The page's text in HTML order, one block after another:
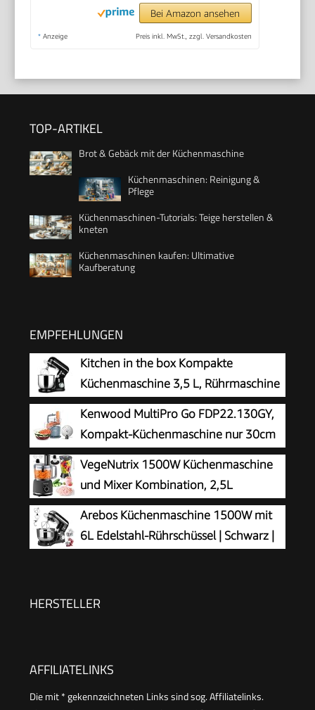
Bei Amazon ansehen
* Anzeige Preis inkl. MwSt., zzgl. Versandkosten
TOP-ARTIKEL
Brot & Gebäck mit der Küchenmaschine
Küchenmaschinen: Reinigung &
Pflege
Küchenmaschinen-Tutorials: Teige herstellen &
kneten
Küchenmaschinen kaufen: Ultimative
Kaufberatung
EMPFEHLUNGEN
Kitchen in the box Kompakte
Küchenmaschine 3,5 L, Rührmaschine
& Knetmaschine mit 10
Geschwindigkeiten, Leichte Teigmaschine mit
Knethaken, Rührhaken & Schneebesen, ideal für
kleine Küchen,Schwarz
Kenwood MultiPro Go FDP22.130GY,
Kompakt-Küchenmaschine nur 30cm
hoch, zum Schneiden, Reiben, Pürieren
und Teig Kneten, Express-Serve, 1,3 l
Arbeitsbehälter, 650 W, Blau
VegeNutrix 1500W Küchenmaschine
und Mixer Kombination, 2,5L
Zerkleinerer für Fleisch, Gemüse und
Teig, 2L Standmixer mit Glasbehälter, 2
Geschwindigkeitsstufen&Pulsfunktion für
Arebos Küchenmaschine 1500W mit
6L Edelstahl-Rührschüssel | Schwarz |
Geschwindigkeiten | Knetmaschine |
HERSTELLER
AFFILIATELINKS
Die mit * gekennzeichneten Links sind sog. Affiliatelinks.